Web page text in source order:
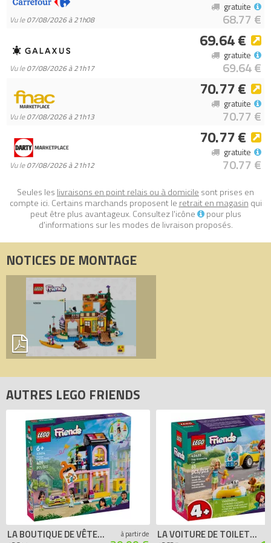
- Accessoires de sports aquatiques – Des cannes à pêche, des
rames, des casques, des gilets de sauvetage, des trophées, des
palmes, de la crème solaire, un réfrigérateur, une table de ping-
pong, un badge de kayak pour le livret d’activités...
- Belle idée de cadeau pour enfants – Ce jouet stimule
l’imagination et constitue une belle idée de cadeau pour les
enfants dès 7 ans passionnés de jeu de rôle et d’activités en
plein air
- D’autres histoires d’amitié – Découvrez les autres sets de la
gamme LEGO Friends (vendus séparément) et invitez les
enfants à vivre de formidables aventures inspirées de la vie
- Dimensions – Un set de 628 pièces avec un bâtiment qui
mesure plus de 22 cm de haut, 34 cm de large et 21 cm de
profondeur
Tous les prix duLEGO Friends 42626 Sports aquatiques à la
base d’aventure (Adventure Camp Water Sports )
de la brique, comparateur de prix 100% LEGO.
Code EAN du LEGO Friends 42626 : 5702017589442.
Vu le07/08/2026 à 21h08 68.77 €
gratuite
Vu le07/08/2026 à 21h17
69.64 €
69.64 €
gratuite
Vu le07/08/2026 à 21h13
70.77 €
70.77 €
gratuite
Vu le07/08/2026 à 21h12
70.77 €
70.77 €
gratuite
Seules les livraisons en point relais ou à domicile sont prises en
compte ici. Certains marchands proposent le retrait en magasin qui
peut être plus avantageux. Consultez l'icône
pour plus
d'informations sur les modes de livraison proposés.
NOTICES DE MONTAGE
AUTRES LEGO FRIENDS
LA BOUTIQUE DE VÊTEMENTS VINTAGE à partir de LA VOITURE DE TOILETTAGE CANIN